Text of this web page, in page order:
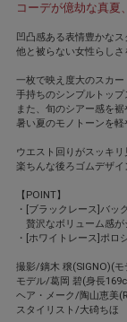
コーデが億劫な真夏
凹凸感ある表情豊かなス
他と被らない女性らしさ
一枚で映え度大のスカー
手持ちのシンプルトップ
また、旬のシアー感を
暑い夏のモノトーンを軽
ウエスト回りがスッキ
楽ちんな後ろゴムデザイ
【POINT】
・[ブラックレース]バ
贅沢なボリューム感が
・[ホワイトレース]ポロ
撮影/鏑木 穣(SIGNO)(
モデル/葛岡 碧(身長
ヘア・メーク/陶山恵美
スタイリスト/大碕ちほ